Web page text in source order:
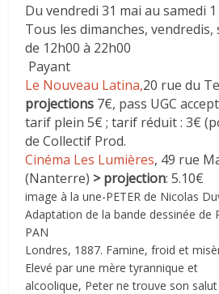
Du vendredi 31 mai au samedi
Tous les dimanches, vendredis,
de 12h00 à 22h00
Payant
Le Nouveau Latina,20 rue du
projections 7€, pass UGC
tarif plein 5€ ; tarif réduit : 3€
de Collectif Prod.
Cinéma Les Lumières, 49 rue
(Nanterre) > projection: 5.10€
image à la une-PETER de Nicolas
Adaptation de la bande dessinée de
PAN
Londres, 1887. Famine, froid et
Elevé par une mère tyrannique et
alcoolique, Peter ne trouve son